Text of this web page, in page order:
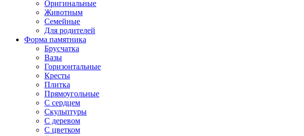
Оригинальные
Животным
Семейные
Для родителей
Форма памятника
Брусчатка
Вазы
Горизонтальные
Кресты
Плитка
Прямоугольные
С сердцем
Скульптуры
С деревом
С цветком